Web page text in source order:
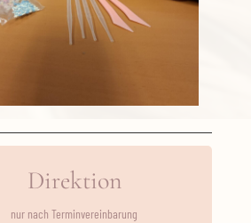
Direktion
nur nach Terminvereinbarung